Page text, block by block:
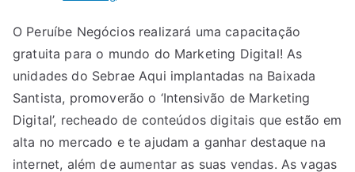
O Peruíbe Negócios realizará uma capacitação
gratuita para o mundo do Marketing Digital! As
unidades do Sebrae Aqui implantadas na Baixada
Santista, promoverão o ‘Intensivão de Marketing
Digital’, recheado de conteúdos digitais que estão em
alta no mercado e te ajudam a ganhar destaque na
internet, além de aumentar as suas vendas. As vagas